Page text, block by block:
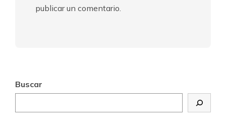
publicar un comentario.
Buscar